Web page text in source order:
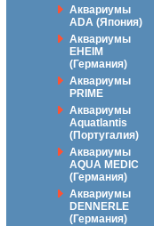
Аквариумы
ADA (Япония)
Аквариумы
EHEIM
(Германия)
Аквариумы
PRIME
Аквариумы
Aquatlantis
(Португалия)
Аквариумы
AQUA MEDIC
(Германия)
Аквариумы
DENNERLE
(Германия)